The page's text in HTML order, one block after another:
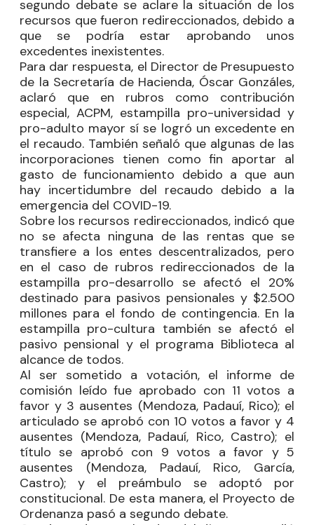
segundo debate se aclare la situación de los
recursos que fueron redireccionados, debido a
que se podría estar aprobando unos
excedentes inexistentes.
Para dar respuesta, el Director de Presupuesto
de la Secretaría de Hacienda, Óscar Gonzáles,
aclaró que en rubros como contribución
especial, ACPM, estampilla pro-universidad y
pro-adulto mayor sí se logró un excedente en
el recaudo. También señaló que algunas de las
incorporaciones tienen como fin aportar al
gasto de funcionamiento debido a que aun
hay incertidumbre del recaudo debido a la
emergencia del COVID-19.
Sobre los recursos redireccionados, indicó que
no se afecta ninguna de las rentas que se
transfiere a los entes descentralizados, pero
en el caso de rubros redireccionados de la
estampilla pro-desarrollo se afectó el 20%
destinado para pasivos pensionales y $2.500
millones para el fondo de contingencia. En la
estampilla pro-cultura también se afectó el
pasivo pensional y el programa Biblioteca al
alcance de todos.
Al ser sometido a votación, el informe de
comisión leído fue aprobado con 11 votos a
favor y 3 ausentes (Mendoza, Padauí, Rico); el
articulado se aprobó con 10 votos a favor y 4
ausentes (Mendoza, Padauí, Rico, Castro); el
título se aprobó con 9 votos a favor y 5
ausentes (Mendoza, Padauí, Rico, García,
Castro); y el preámbulo se adoptó por
constitucional. De esta manera, el Proyecto de
Ordenanza pasó a segundo debate.